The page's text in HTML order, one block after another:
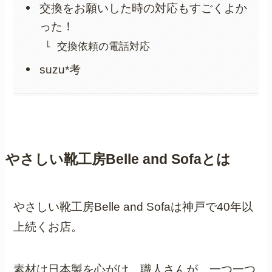
交換をお願いした時の対応もすごくよか
った！
交換依頼の電話対応
suzu*考
やさしい靴工房Belle and Sofaとは
やさしい靴工房Belle and Sofaは神戸で40年以
上続くお店。
素材は日本製を心がけ、職人さんが、一つ一つ